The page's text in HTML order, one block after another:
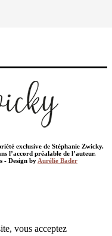
exclusive de Stéphanie Zwicky.
l’accord préalable de l’auteur.
- Design byAurélie Bader
vous acceptez